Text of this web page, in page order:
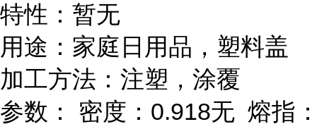
特性：暂无
用途：家庭日用品，塑料盖
加工方法：注塑，涂覆
参数：
密度： 0.918无 熔指